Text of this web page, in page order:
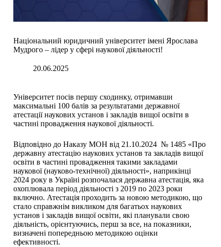
Національний юридичний університет імені Ярослава
Мудрого – лідер у сфері наукової діяльності!
20.06.2025
Університет посів першу сходинку, отримавши
максимальні 100 балів за результатами державної
атестації наукових установ і закладів вищої освіти в
частині провадження наукової діяльності.
Відповідно до Наказу МОН від 21.10.2024 № 1485 «Про
державну атестацію наукових установ та закладів вищої
освіти в частині провадження такими закладами
наукової (науково-технічної) діяльності», наприкінці
2024 року в Україні розпочалася державна атестація, яка
охоплювала період діяльності з 2019 по 2023 роки
включно. Атестація проходить за новою методикою, що
стало справжнім викликом для багатьох наукових
установ і закладів вищої освіти, які планували свою
діяльність, орієнтуючись, перш за все, на показники,
визначені попередньою методикою оцінки
ефективності.